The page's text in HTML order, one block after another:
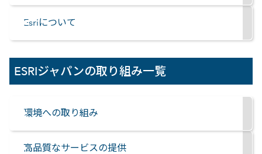
Esriについて
ESRIジャパンの取り組み一覧
環境への取り組み
高品質なサービスの提供